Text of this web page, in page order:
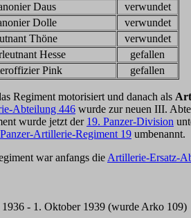
Daus
verwundet
Dolle
verwundet
Thöne
verwundet
Hesse
gefallen
Pink
gefallen
Regiment motorisiert und danach als
Abteilung 446 wurde zur neuen III.
wurde jetzt der 19. Panzer-Division
Panzer-Artillerie-Regiment 19 umbenannt.
war anfangs die Artillerie-Ersatz-
- 1. Oktober 1939 (wurde Arko 109)